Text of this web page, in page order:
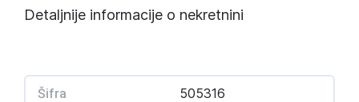
Detaljnije informacije o nekretnini
Šifra 505316